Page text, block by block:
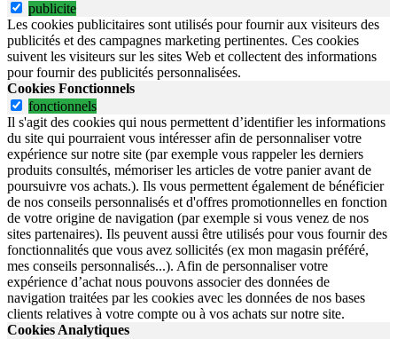
publicite
Les cookies publicitaires sont utilisés pour fournir aux visiteurs des
publicités et des campagnes marketing pertinentes. Ces cookies
suivent les visiteurs sur les sites Web et collectent des informations
pour fournir des publicités personnalisées.
Cookies Fonctionnels
fonctionnels
Il s'agit des cookies qui nous permettent d’identifier les informations
du site qui pourraient vous intéresser afin de personnaliser votre
expérience sur notre site (par exemple vous rappeler les derniers
produits consultés, mémoriser les articles de votre panier avant de
poursuivre vos achats.). Ils vous permettent également de bénéficier
de nos conseils personnalisés et d'offres promotionnelles en fonction
de votre origine de navigation (par exemple si vous venez de nos
sites partenaires). Ils peuvent aussi être utilisés pour vous fournir des
fonctionnalités que vous avez sollicités (ex mon magasin préféré,
mes conseils personnalisés...). Afin de personnaliser votre
expérience d’achat nous pouvons associer des données de
navigation traitées par les cookies avec les données de nos bases
clients relatives à votre compte ou à vos achats sur notre site.
Cookies Analytiques